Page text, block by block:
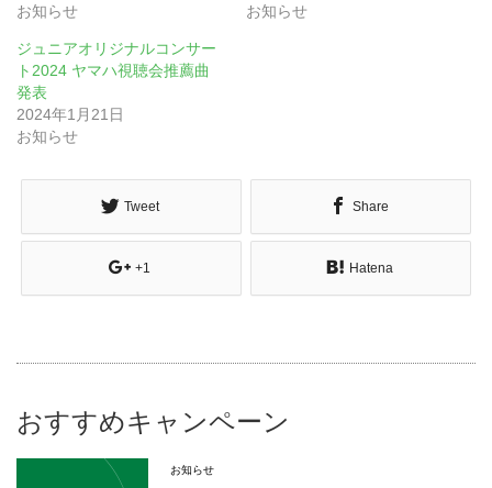
お知らせ
お知らせ
ジュニアオリジナルコンサー
ト2024 ヤマハ視聴会推薦曲
発表
2024年1月21日
お知らせ
Tweet Share
+1 Hatena
おすすめキャンペーン
お知らせ